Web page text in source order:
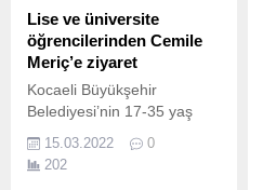
Lise ve üniversite
öğrencilerinden Cemile
Meriç’e ziyaret
Kocaeli Büyükşehir
Belediyesi’nin 17-35 yaş
arası özel bireylere eğitim
verdiği Cemil Meriç Engelsiz
Yaşam Merkezi, lise ve
15.03.2022
0
202